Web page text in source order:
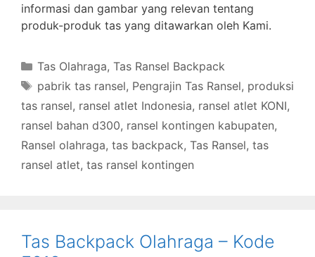
informasi dan gambar yang relevan tentang
produk-produk tas yang ditawarkan oleh Kami.
Categories
Tas Olahraga, Tas Ransel Backpack
Tags
pabrik tas ransel, Pengrajin Tas Ransel, produksi
tas ransel, ransel atlet Indonesia, ransel atlet KONI,
ransel bahan d300, ransel kontingen kabupaten,
Ransel olahraga, tas backpack, Tas Ransel, tas
ransel atlet, tas ransel kontingen
Tas Backpack Olahraga – Kode